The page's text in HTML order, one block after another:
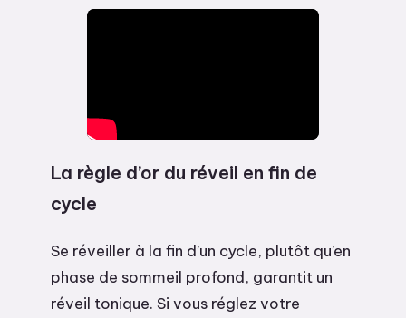
La règle d’or du réveil en fin de
cycle
Se réveiller à la fin d’un cycle, plutôt qu’en
phase de sommeil profond, garantit un
réveil tonique. Si vous réglez votre